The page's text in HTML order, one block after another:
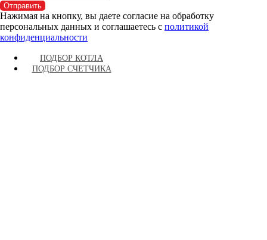
Отправить
Нажимая на кнопку, вы даете согласие на обработку
персональных данных и соглашаетесь c политикой
конфиденциальности
ПОДБОР КОТЛА
ПОДБОР СЧЕТЧИКА